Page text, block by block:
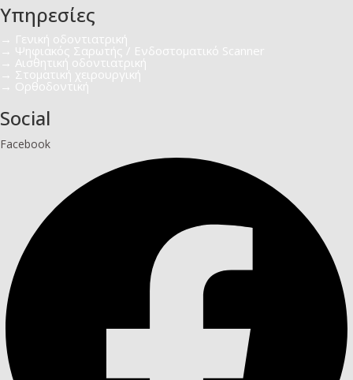
Υπηρεσίες
→ Γενική οδοντιατρική​
→ Ψηφιακός Σαρωτής / Ενδοστοματικό Scanner
→ Αισθητική οδοντιατρική​
→ Στοματική χειρουργική
→ Ορθοδοντική
Social
Facebook